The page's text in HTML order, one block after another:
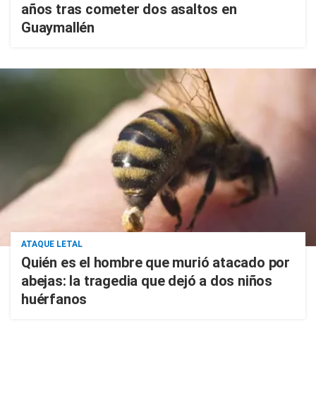
años tras cometer dos asaltos en
Guaymallén
ATAQUE LETAL
Quién es el hombre que murió atacado por
abejas: la tragedia que dejó a dos niños
huérfanos